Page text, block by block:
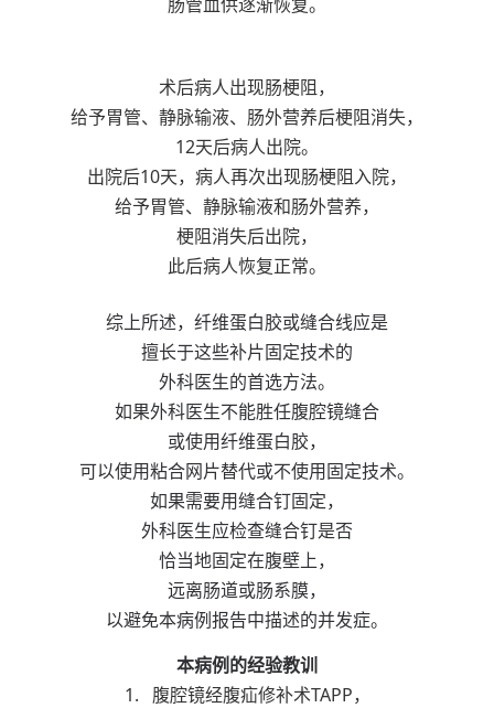
术后病人出现肠梗阻，
给予胃管、静脉输液、肠外营养后梗阻消失，
12天后病人出院。
出院后10天，病人再次出现肠梗阻入院，
给予胃管、静脉输液和肠外营养，
梗阻消失后出院，
此后病人恢复正常。
综上所述，纤维蛋白胶或缝合线应是
擅长于这些补片固定技术的
外科医生的首选方法。
如果外科医生不能胜任腹腔镜缝合
或使用纤维蛋白胶，
可以使用粘合网片替代或不使用固定技术。
如果需要用缝合钉固定，
外科医生应检查缝合钉是否
恰当地固定在腹壁上，
远离肠道或肠系膜，
以避免本病例报告中描述的并发症。
本病例的经验教训
1. 腹腔镜经腹疝修补术TAPP，